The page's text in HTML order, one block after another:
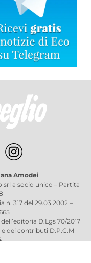
Amodei
a socio unico – Partita
n. 317 del 29.03.2002 –
D.Lgs 70/2017
dei contributi D.P.C.M